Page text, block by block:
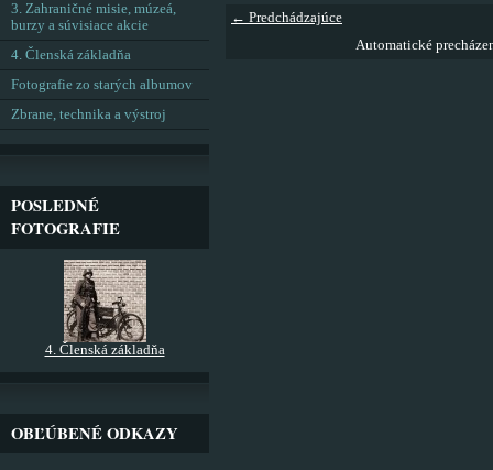
← Predchádzajúce
Automatické
3. Zahraničné misie, múzeá,
burzy a súvisiace akcie
4. Členská základňa
Fotografie zo starých albumov
Zbrane, technika a výstroj
POSLEDNÉ
FOTOGRAFIE
4. Členská základňa
OBĽÚBENÉ ODKAZY